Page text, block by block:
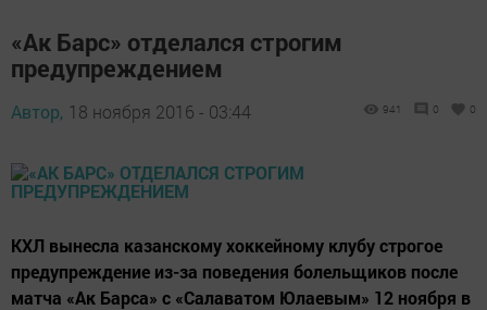
«Ак Барс» отделался строгим
предупреждением
Автор, 18 ноября 2016 - 03:44 941 0 0
КХЛ вынесла казанскому хоккейному клубу строгое
предупреждение из-за поведения болельщиков после
матча «Ак Барса» с «Салаватом Юлаевым» 12 ноября в